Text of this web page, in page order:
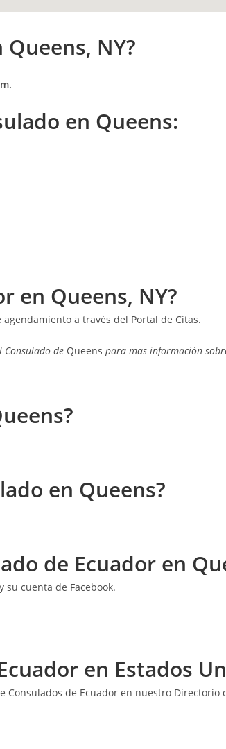
NY?
en Queens:
en Queens, NY?
a través del Portal de Citas.
Consulado de Queens para mas información
en Queens?
de Ecuador en
su cuenta de Facebook.
en Estados
Consulados de Ecuador en nuestro Directorio